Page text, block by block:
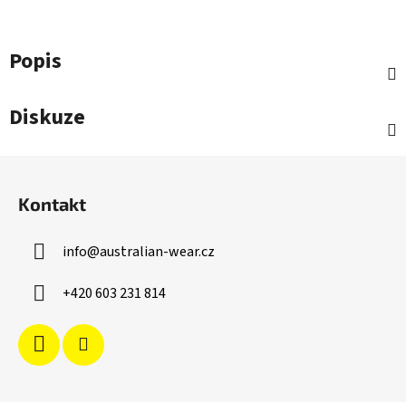
Popis
Diskuze
Kontakt
info@australian-wear.cz
+420 603 231 814